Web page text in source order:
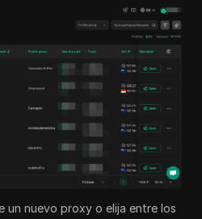
un nuevo proxy o elija entre los